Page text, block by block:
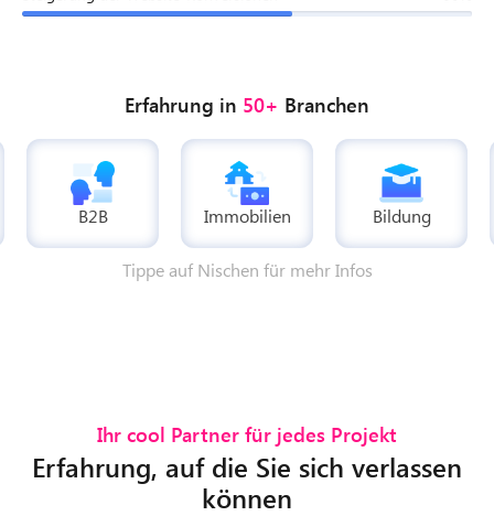
Erfahrung in 50+ Branchen
B2B Immobilien Bildung
Tippe auf Nischen für mehr Infos
Ihr cool Partner für jedes Projekt
Erfahrung, auf die Sie sich verlassen
können